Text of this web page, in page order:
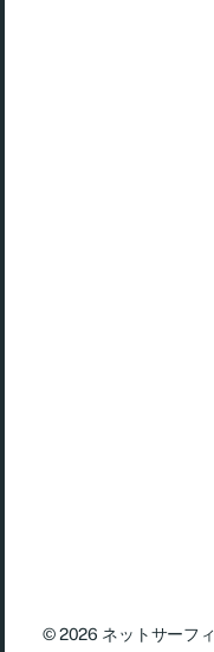
© 2026 ネットサーフ